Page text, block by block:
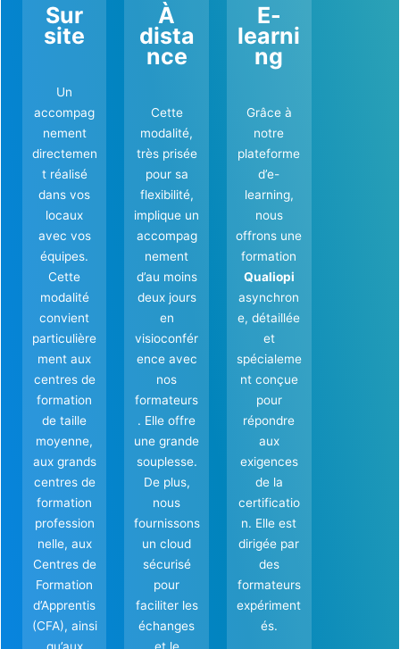
Sur
site
Un
accompag
nement
directemen
t réalisé
dans vos
locaux
avec vos
équipes.
Cette
modalité
convient
particulière
ment aux
centres de
formation
de taille
moyenne,
aux grands
centres de
formation
profession
nelle, aux
Centres de
Formation
d’Apprentis
(CFA), ainsi
qu’aux
À
dista
nce
Cette
modalité,
très prisée
pour sa
flexibilité,
implique un
accompag
nement
d’au moins
deux jours
en
visioconfér
ence avec
nos
formateurs
. Elle offre
une grande
souplesse.
De plus,
nous
fournissons
un cloud
sécurisé
pour
faciliter les
échanges
et le
E-
learni
ng
Grâce à
notre
plateforme
d’e-
learning,
nous
offrons une
formation
Qualiopi
asynchron
e, détaillée
et
spécialeme
nt conçue
pour
répondre
aux
exigences
de la
certificatio
n. Elle est
dirigée par
des
formateurs
expériment
és.